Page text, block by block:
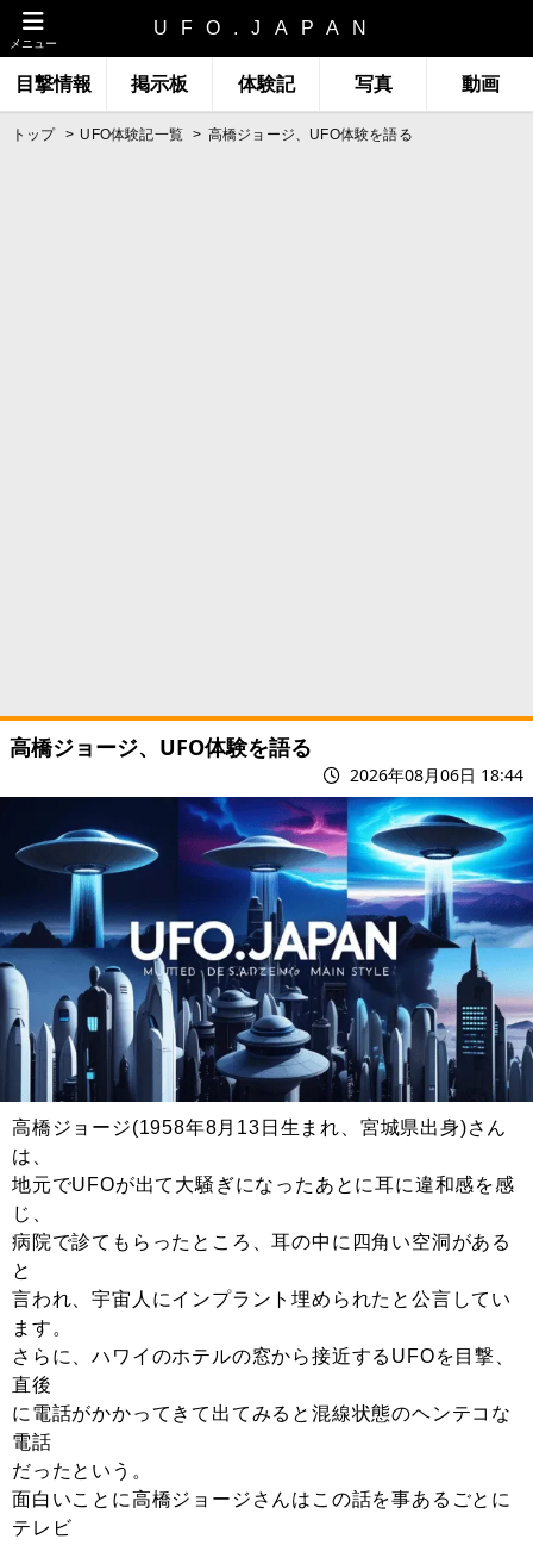
メニュー
UFO.JAPAN
目撃情報 掲示板 体験記 写真 動画
トップ UFO体験記一覧 高橋ジョージ、UFO体験を語る
高橋ジョージ、UFO体験を語る
2026年08月06日 18:44
高橋ジョージ(1958年8月13日生まれ、宮城県出身)さん
は、
地元でUFOが出て大騒ぎになったあとに耳に違和感を感
じ、
病院で診てもらったところ、耳の中に四角い空洞がある
と
言われ、宇宙人にインプラント埋められたと公言してい
ます。
さらに、ハワイのホテルの窓から接近するUFOを目撃、
直後
に電話がかかってきて出てみると混線状態のヘンテコな
電話
だったという。
面白いことに高橋ジョージさんはこの話を事あるごとに
テレビ